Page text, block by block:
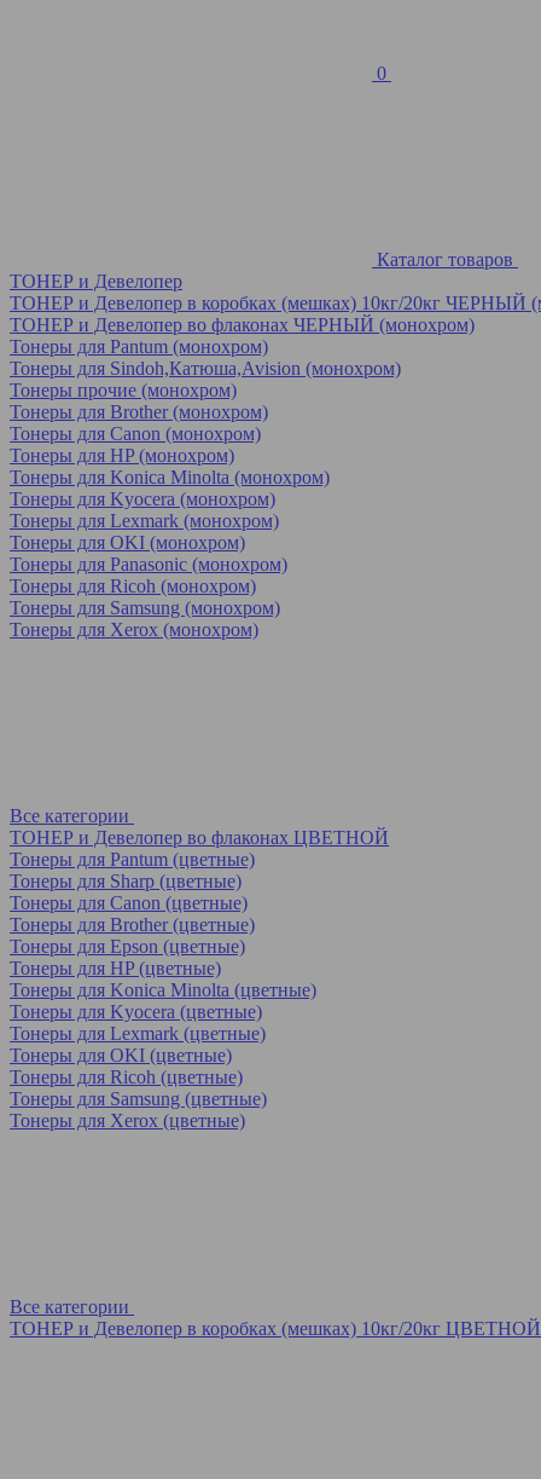
0
Каталог товаров
ТОНЕР и Девелопер
ТОНЕР и Девелопер в коробках (мешках) 10кг/20кг ЧЕРНЫЙ
ТОНЕР и Девелопер во флаконах ЧЕРНЫЙ (монохром)
Тонеры для Pantum (монохром)
Тонеры для Sindoh,Катюша,Avision (монохром)
Тонеры прочие (монохром)
Тонеры для Brother (монохром)
Тонеры для Canon (монохром)
Тонеры для HP (монохром)
Тонеры для Konica Minolta (монохром)
Тонеры для Kyocera (монохром)
Тонеры для Lexmark (монохром)
Тонеры для OKI (монохром)
Тонеры для Panasonic (монохром)
Тонеры для Ricoh (монохром)
Тонеры для Samsung (монохром)
Тонеры для Xerox (монохром)
Все категории
ТОНЕР и Девелопер во флаконах ЦВЕТНОЙ
Тонеры для Pantum (цветные)
Тонеры для Sharp (цветные)
Тонеры для Canon (цветные)
Тонеры для Brother (цветные)
Тонеры для Epson (цветные)
Тонеры для HP (цветные)
Тонеры для Konica Minolta (цветные)
Тонеры для Kyocera (цветные)
Тонеры для Lexmark (цветные)
Тонеры для OKI (цветные)
Тонеры для Ricoh (цветные)
Тонеры для Samsung (цветные)
Тонеры для Xerox (цветные)
Все категории
ТОНЕР и Девелопер в коробках (мешках) 10кг/20кг ЦВЕТНОЙ